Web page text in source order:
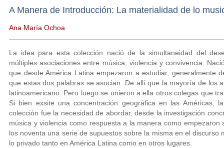
A Manera de Introducción: La materialidad de lo
Ana María Ochoa
La idea para esta colección nació de la simultaneidad del
múltiples asociaciones entre música, violencia y convivencia.
que desde América Latina empezaron a estudiar, generalmente
que estas dos palabras se asocian. De allí que la mayoría de los
latinoamericano. Pero luego se unieron a ella otros colegas que
Si bien exsite una concentración geográfica en las Américas,
colección fue la necesidad de abordar, desde la investigación
música y violencia como respuesta a la manera como
los noventa una serie de supuestos sobre la misma en el discurso
lo privado tanto en América Latina como en otros lugares.